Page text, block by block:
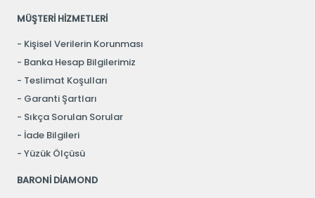
MÜŞTERİ HİZMETLERİ
Kişisel Verilerin Korunması
Banka Hesap Bilgilerimiz
Teslimat Koşulları
Garanti Şartları
Sıkça Sorulan Sorular
İade Bilgileri
Yüzük Ölçüsü
BARONİ DİAMOND